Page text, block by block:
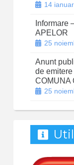
14
Informare
APELOR
25
Anunt
de
COMUNA
25
Util